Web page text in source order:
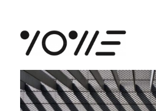
vowe dot net